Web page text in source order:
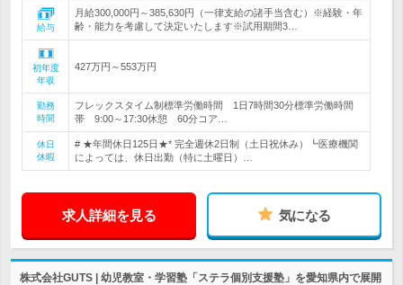
給与
月給300,000円～385,630円（一律支給の諸手当含む）※経験・年
齢・能力を考慮して決定いたします※試用期間3…
初年度
年収
427万円～553万円
勤務
時間
フレックスタイム制標準労働時間 1日7時間30分標準労働時間
帯 9:00～17:30休憩 60分コア…
休日
休暇
# ★年間休日125日★* 完全週休2日制（土日祝休み）┗医療機関
によっては、休日出勤（特に土曜日）…
求人詳細を見る 気になる
株式会社GUTS | 幼児教室・学習塾「ステラ個別支援塾」を愛知県内で展開